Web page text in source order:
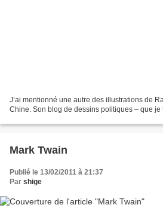
J’ai mentionné une autre des illustrations de
Chine. Son blog de dessins politiques – que je
Mark Twain
Publié le 13/02/2011 à 21:37
Par shige